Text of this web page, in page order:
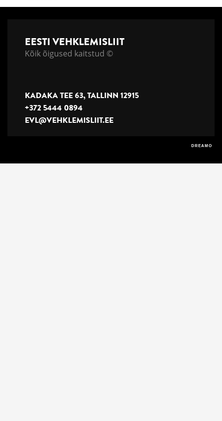
EESTI VEHKLEMISLIIT
Kõik õigused kaitstud ©
KADAKA TEE 63, TALLINN 12915
+372 5444 0894
EVL@VEHKLEMISLIIT.EE
DREAMO